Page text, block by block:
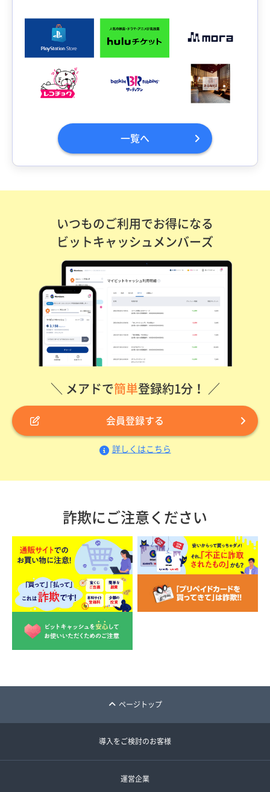
一覧へ
いつものご利用でお得になる
ビットキャッシュメンバーズ
＼ メアドで簡単登録約1分！ ／
会員登録する
詳しくはこちら
詐欺にご注意ください
ページトップ
導入をご検討のお客様
運営企業